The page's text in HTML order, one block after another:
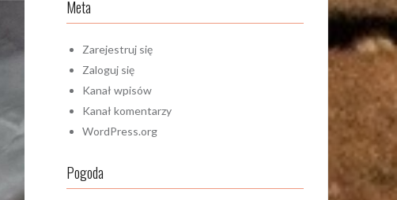
Meta
Zarejestruj się
Zaloguj się
Kanał wpisów
Kanał komentarzy
WordPress.org
Pogoda